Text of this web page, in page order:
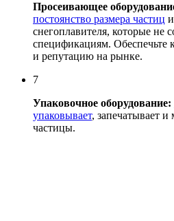
Просеивающее
постоянство размера частиц
снегоплавителя, которые не
спецификациям. Обеспечьте
и репутацию на рынке.
7
Упаковочное оборудование:
упаковывает, запечатывает и
частицы.